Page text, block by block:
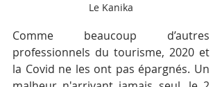
Le Kanika
Comme beaucoup d’autres
professionnels du tourisme, 2020 et
la Covid ne les ont pas épargnés. Un